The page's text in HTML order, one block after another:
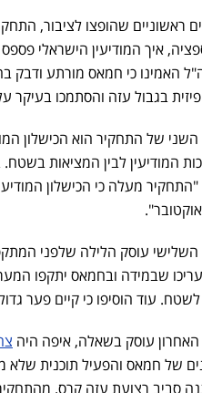
ראשוניים שהופצו לציבור,
האמינו כי חמאס מורתע
בגבול עזה והסתמכו בעיקר
של התחקיר הוא הכישלון
המודיעין לבין המציאות
"התחקיר מעלה כי הכישלון
עוסק הלילה שלפני
שבמידה ובחמאס יתקפו
לשטח. עוד הוסיפו כי קיים פער
עוסק בשאלה, איפה היה
של חמאס והפעיל תוכנית שלא